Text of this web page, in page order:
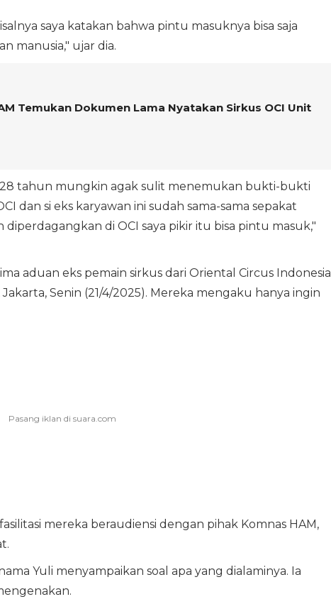
saya katakan bahwa pintu masuknya bisa saja
manusia," ujar dia.
Temukan Dokumen Lama Nyatakan Sirkus OCI Unit
28 tahun mungkin agak sulit menemukan bukti-bukti
dan si eks karyawan ini sudah sama-sama sepakat
di OCI saya pikir itu bisa pintu masuk,"
aduan eks pemain sirkus dari Oriental Circus Indonesia
Senin (21/4/2025). Mereka mengaku hanya ingin
mereka beraudiensi dengan pihak Komnas HAM,
Yuli menyampaikan soal apa yang dialaminya. Ia